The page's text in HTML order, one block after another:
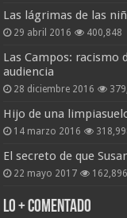
Las lágrimas de las
29 abril 2016 400,848
Las Campos: racismo
audiencia
28 diciembre 2016
Hijo de una
14 marzo 2016
El secreto de que
22 mayo 2017 162,896
Lo + Comentado